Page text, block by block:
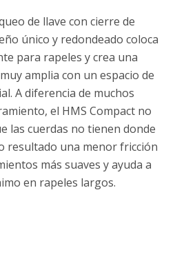
de llave con cierre de
único y redondeado coloca
para rapeles y crea una
amplia con un espacio de
A diferencia de muchos
el HMS Compact no
las cuerdas no tienen donde
resultado una menor fricción
más suaves y ayuda a
en rapeles largos.